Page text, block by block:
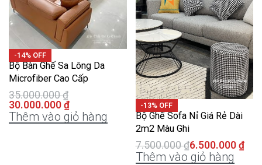
-14% OFF
Bộ Bàn Ghế Sa Lông Da
Microfiber Cao Cấp
35.000.000₫
30.000.000 ₫
Thêm vào giỏ hàng
-13% OFF
Bộ Ghế Sofa Nỉ Giá Rẻ Dài
2m2 Màu Ghi
7.500.000₫6.500.000 ₫
Thêm vào giỏ hàng